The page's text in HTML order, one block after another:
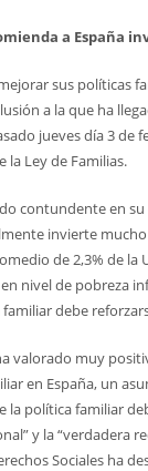
a España
sus políticas
a la que ha
jueves día 3 de
la Ley de Familias.
contundente en
invierte mucho
de 2,3% de la
nivel de pobreza
debe
valorado muy
en España, un
la política familiar
y la “verdadera
Sociales ha